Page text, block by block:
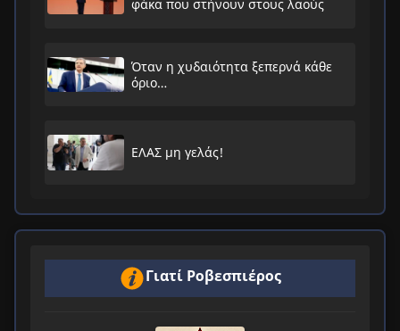
φάκα που στήνουν στους λαούς
Όταν η χυδαιότητα ξεπερνά κάθε
όριο…
ΕΛΑΣ μη γελάς!
Γιατί Ροβεσπιέρος